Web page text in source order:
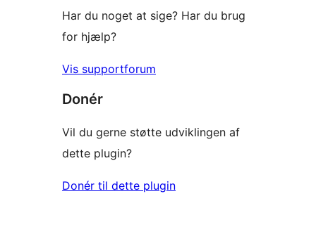
Har du noget at sige? Har du brug
for hjælp?
Vis supportforum
Donér
Vil du gerne støtte udviklingen af
dette plugin?
Donér til dette plugin